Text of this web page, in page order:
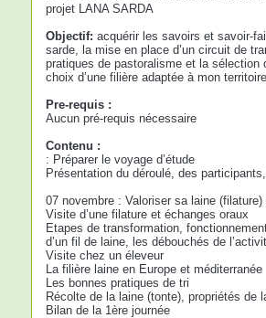
projet LANA SARDA
Objectif: acquérir les savoirs et savoir-
sarde, la mise en place d’un circuit de
pratiques de pastoralisme et la
choix d’une filière adaptée à mon
Pre-requis :
Aucun pré-requis nécessaire
Contenu :
: Préparer le voyage d’étude
Présentation du déroulé, des
07 novembre : Valoriser sa laine
Visite d’une filature et échanges oraux
Etapes de transformation,
d’un fil de laine, les débouchés de
Visite chez un éleveur
La filière laine en Europe et méditerranée
Les bonnes pratiques de tri
Récolte de la laine (tonte), propriétés de
Bilan de la 1ère journée